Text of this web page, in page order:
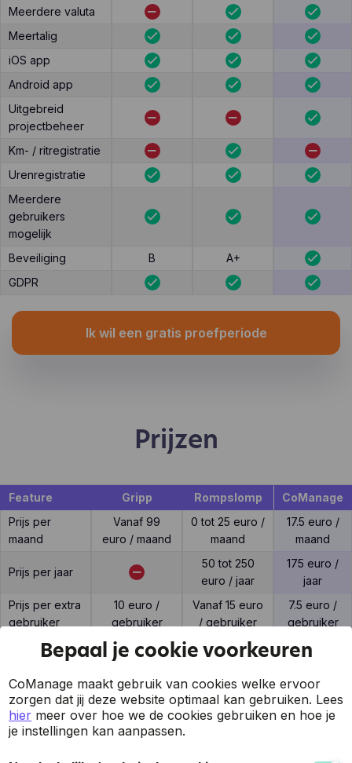
Meerdere valuta
Meertalig
iOS app
Android app
Uitgebreid
projectbeheer
Km- / ritregistratie
Urenregistratie
Meerdere
gebruikers
mogelijk
Beveiliging
B
A+
GDPR
Ik wil een gratis proefperiode
Prijzen
Feature Gripp Rompslomp
CoManage
Prijs per
maand
Vanaf 99
euro / maand
0 tot 25 euro /
maand
17.5 euro /
maand
Prijs per jaar
50 tot 250
euro / jaar
175 euro /
jaar
Prijs per extra
gebruiker
10 euro /
gebruiker
Vanaf 15 euro
/ gebruiker
7.5 euro /
gebruiker
Support
Bepaal je cookie voorkeuren
CoManage maakt gebruik van cookies welke ervoor
zorgen dat jij deze website optimaal kan gebruiken. Lees
hier meer over hoe we de cookies gebruiken en hoe je
je instellingen kan aanpassen.